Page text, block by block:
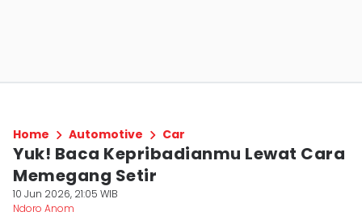
Home Automotive Car
Yuk! Baca Kepribadianmu Lewat Cara
Memegang Setir
10 Jun 2026, 21:05 WIB
Ndoro Anom